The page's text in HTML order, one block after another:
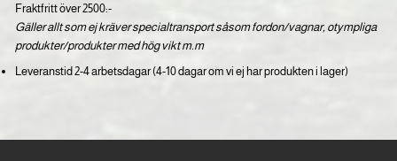
Fraktfritt över 2500:-
Gäller allt som ej kräver specialtransport såsom fordon/vagnar, otympliga
produkter/produkter med hög vikt m.m
Leveranstid 2-4 arbetsdagar (4-10 dagar om vi ej har produkten i lager)